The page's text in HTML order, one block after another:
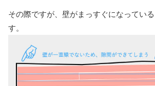
その際ですが、壁がまっすぐになってい
す。